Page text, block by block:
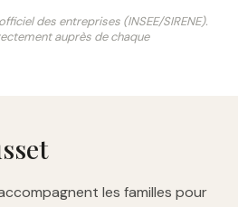
des entreprises (INSEE/SIRENE).
auprès de chaque
les familles pour